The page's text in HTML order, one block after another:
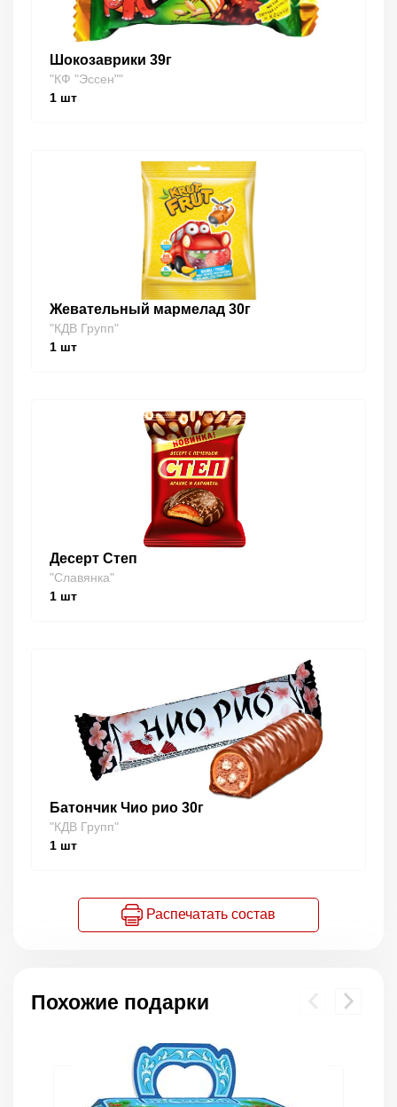
Шокозаврики 39г
"КФ "Эссен""
1 шт
Жевательный мармелад 30г
"КДВ Групп"
1 шт
Десерт Степ
"Славянка"
1 шт
Батончик Чио рио 30г
"КДВ Групп"
1 шт
Распечатать состав
Похожие подарки